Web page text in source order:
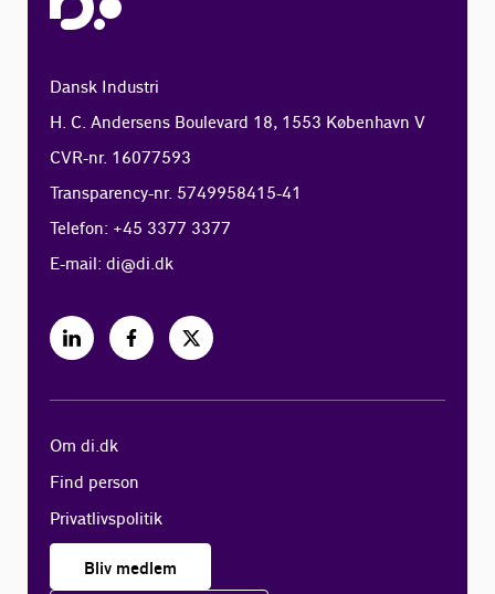
Dansk Industri
H. C. Andersens Boulevard 18, 1553 København V
CVR-nr. 16077593
Transparency-nr. 5749958415-41
Telefon: +45 3377 3377
E-mail:di@di.dk
Om di.dk
Find person
Privatlivspolitik
Bliv medlem